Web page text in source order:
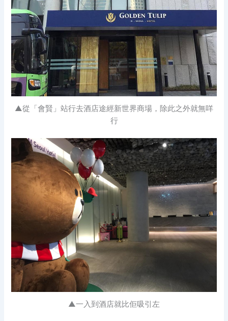
▲從「會賢」站行去酒店途經新世界商場，除此之外就無咩
行
▲一入到酒店就比佢吸引左